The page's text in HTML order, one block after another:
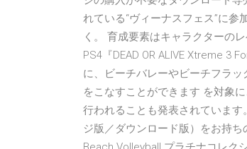
れている“ヴィーナスフェス”に
く。 育成要素はキャラクターの
PS4『DEAD OR ALIVE Xtreme 3
に、ビーチバレーやビーチフラ
をこなすことができます を対象
行われることも発表されていま
ジ版／ダウンロード版）をお持ち